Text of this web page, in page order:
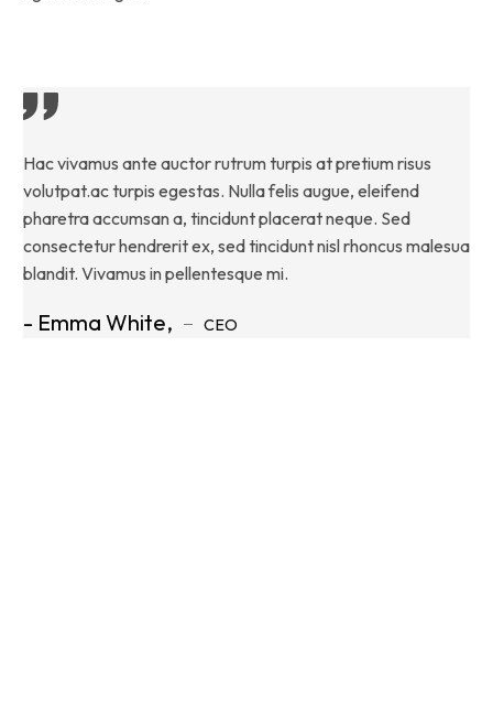
Hac vivamus ante auctor rutrum turpis at pretium risus
volutpat.ac turpis egestas. Nulla felis augue, eleifend
pharetra accumsan a, tincidunt placerat neque. Sed
consectetur hendrerit ex, sed tincidunt nisl rhoncus malesua
blandit. Vivamus in pellentesque mi.
- Emma White, CEO